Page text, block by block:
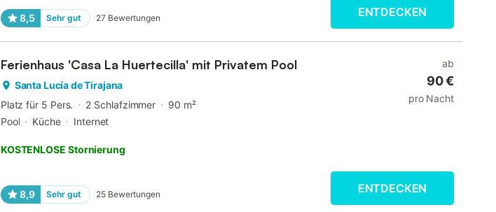
8,5 Sehr gut 27 Bewertungen ENTDECKEN
Ferienhaus 'Casa La Huertecilla' mit Privatem Pool
Santa Lucía de Tirajana
Platz für 5 Pers.
2 Schlafzimmer
90 m²
Pool
Küche Internet
KOSTENLOSE Stornierung
8,9 Sehr gut 25 Bewertungen
ab
90 €
pro Nacht
ENTDECKEN